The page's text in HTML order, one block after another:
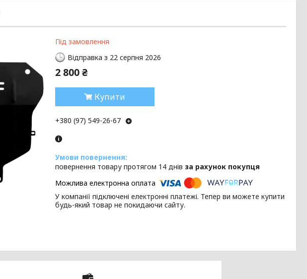
Під замовлення
Відправка з 22 серпня 2026
2 800 ₴
Купити
+380 (97) 549-26-67
повернення товару протягом 14 днів за рахунок покупця
У компанії підключені електронні платежі. Тепер ви можете купити
будь-який товар не покидаючи сайту.